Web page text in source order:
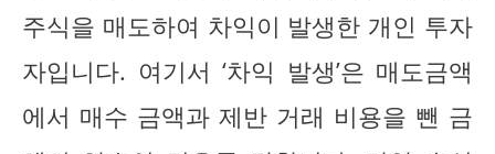
주식을 매도하여 차익이 발생한 개인 투자
자입니다. 여기서 ‘차익 발생’은 매도금액
에서 매수 금액과 제반 거래 비용을 뺀 금